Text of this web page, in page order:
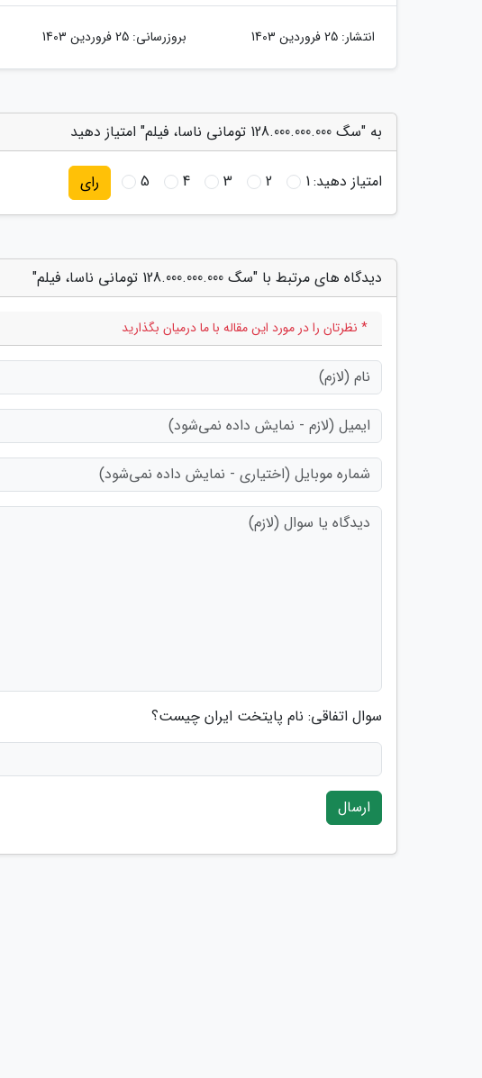
انتشار: 25 فروردین 1403 بروزرسانی: 25 فروردین 1403
به "سگ 128.000.000.000 تومانی ناسا، فیلم" امتیاز دهید
امتیاز دهید:1
2
3
4
5 رای
دیدگاه های مرتبط با "سگ 128.000.000.000 تومانی ناسا، فیلم"
* نظرتان را در مورد این مقاله با ما درمیان بگذارید
سوال اتفاقی: نام پایتخت ایران چیست؟
ارسال